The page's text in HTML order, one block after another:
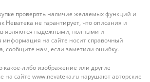
проверять наличие желаемых функций и
Неватека не гарантирует, что описания и
являются надежными, полными и
на сайте носит справочный
сообщите нам, если заметили ошибку.
какое-либо изображение или другие
на сайте www.nevateka.ru нарушают авторские